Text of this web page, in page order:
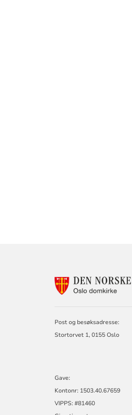
Post og besøksadresse:
Stortorvet 1, 0155 Oslo
Gave:
Kontonr: 1503.40.67659
VIPPS: #81460